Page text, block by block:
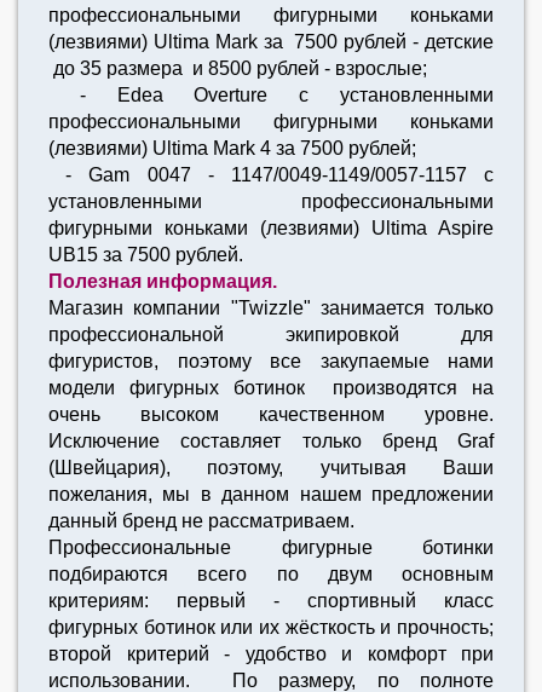
профессиональными фигурными коньками
(лезвиями) Ultima Mark за 7500 рублей - детские
до 35 размера и 8500 рублей - взрослые;
- Edea Overture с установленными
профессиональными фигурными коньками
(лезвиями) Ultima Mark 4 за 7500 рублей;
- Gam 0047 - 1147/0049-1149/0057-1157 с
установленными профессиональными
фигурными коньками (лезвиями) Ultima Aspire
UB15 за 7500 рублей.
Полезная информация.
Магазин компании "Twizzle" занимается только
профессиональной экипировкой для
фигуристов, поэтому все закупаемые нами
модели фигурных ботинок производятся на
очень высоком качественном уровне.
Исключение составляет только бренд Graf
(Швейцария), поэтому, учитывая Ваши
пожелания, мы в данном нашем предложении
данный бренд не рассматриваем.
Профессиональные фигурные ботинки
подбираются всего по двум основным
критериям: первый - спортивный класс
фигурных ботинок или их жёсткость и прочность;
второй критерий - удобство и комфорт при
использовании. По размеру, по полноте